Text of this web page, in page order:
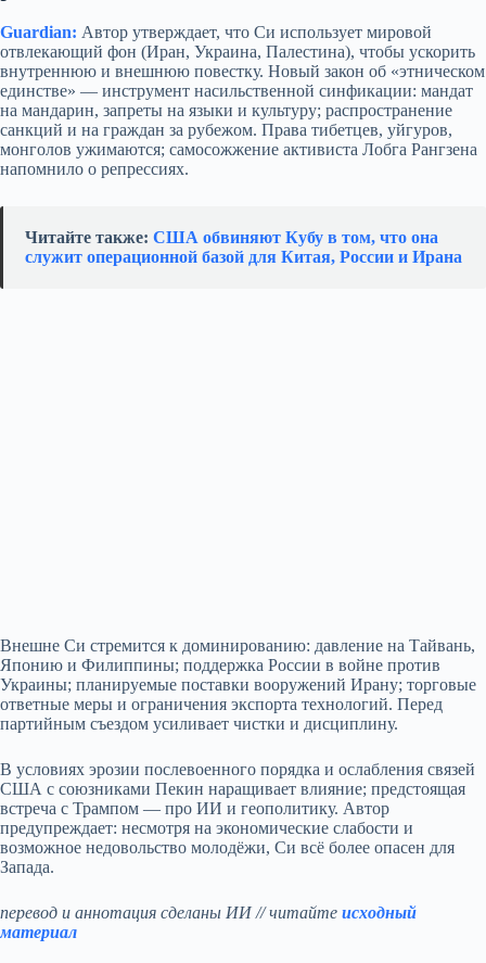
Guardian: Автор утверждает, что Си использует мировой
отвлекающий фон (Иран, Украина, Палестина), чтобы ускорить
внутреннюю и внешнюю повестку. Новый закон об «этническом
единстве» — инструмент насильственной синфикации: мандат
на мандарин, запреты на языки и культуру; распространение
санкций и на граждан за рубежом. Права тибетцев, уйгуров,
монголов ужимаются; самосожжение активиста Лобга Рангзена
напомнило о репрессиях.
Читайте также: США обвиняют Кубу в том, что она
служит операционной базой для Китая, России и Ирана
Внешне Си стремится к доминированию: давление на Тайвань,
Японию и Филиппины; поддержка России в войне против
Украины; планируемые поставки вооружений Ирану; торговые
ответные меры и ограничения экспорта технологий. Перед
партийным съездом усиливает чистки и дисциплину.
В условиях эрозии послевоенного порядка и ослабления связей
США с союзниками Пекин наращивает влияние; предстоящая
встреча с Трампом — про ИИ и геополитику. Автор
предупреждает: несмотря на экономические слабости и
возможное недовольство молодёжи, Си всё более опасен для
Запада.
перевод и аннотация сделаны ИИ // читайте исходный
материал